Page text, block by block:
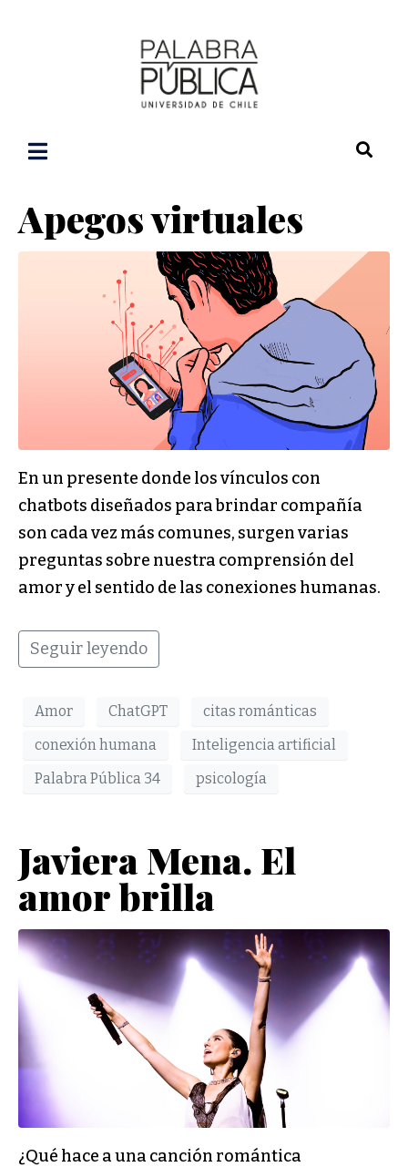
Apegos virtuales
En un presente donde los vínculos con
chatbots diseñados para brindar compañía
son cada vez más comunes, surgen varias
preguntas sobre nuestra comprensión del
amor y el sentido de las conexiones humanas.
Seguir leyendo
Amor ChatGPT
citas románticas
conexión humana
Inteligencia artificial
Palabra Pública 34
psicología
Javiera Mena. El
amor brilla
¿Qué hace a una canción romántica